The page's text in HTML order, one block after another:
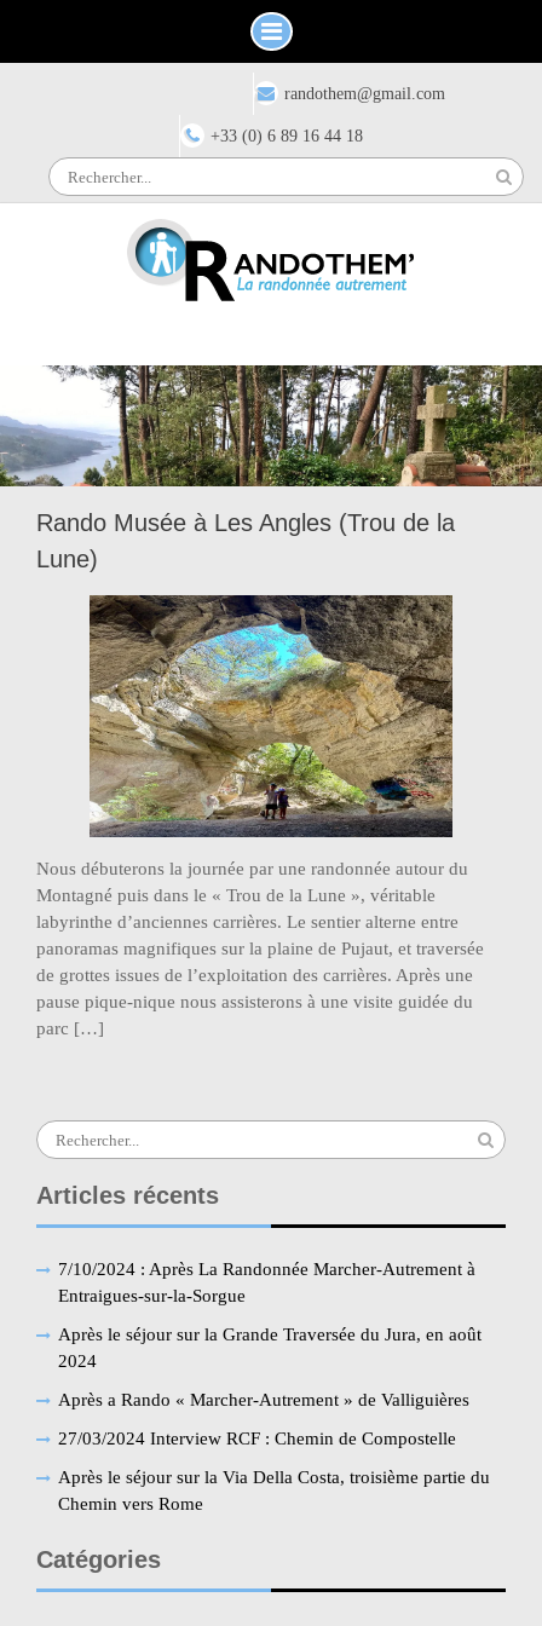
randothem@gmail.com
+33 (0) 6 89 16 44 18
for:
Rando Musée à Les Angles (Trou de la
Lune)
Nous débuterons la journée par une randonnée autour du
Montagné puis dans le « Trou de la Lune », véritable
labyrinthe d’anciennes carrières. Le sentier alterne entre
panoramas magnifiques sur la plaine de Pujaut, et traversée
de grottes issues de l’exploitation des carrières. Après une
pause pique-nique nous assisterons à une visite guidée du
parc […]
Search
for:
Articles récents
7/10/2024 : Après La Randonnée Marcher-Autrement à
Entraigues-sur-la-Sorgue
Après le séjour sur la Grande Traversée du Jura, en août
2024
Après a Rando « Marcher-Autrement » de Valliguières
27/03/2024 Interview RCF : Chemin de Compostelle
Après le séjour sur la Via Della Costa, troisième partie du
Chemin vers Rome
Catégories